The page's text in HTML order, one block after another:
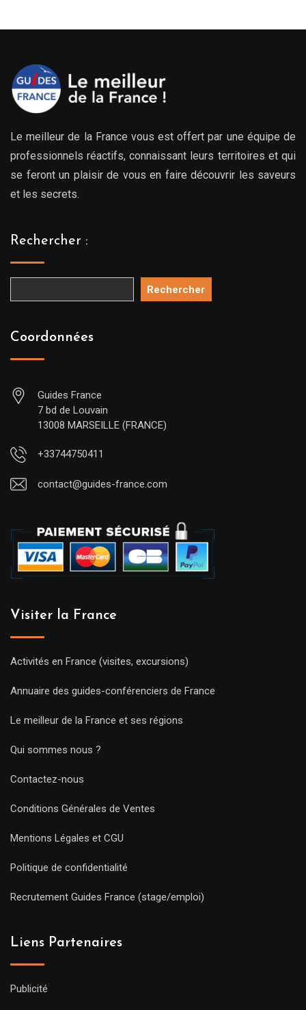
Le meilleur de la France vous est offert par une équipe de
professionnels réactifs, connaissant leurs territoires et qui
se feront un plaisir de vous en faire découvrir les saveurs
et les secrets.
Rechercher :
Rechercher
Coordonnées
Guides France
7 bd de Louvain
13008 MARSEILLE (FRANCE)
+33744750411
contact@guides-france.com
Visiter la France
Activités en France (visites, excursions)
Annuaire des guides-conférenciers de France
Le meilleur de la France et ses régions
Qui sommes nous ?
Contactez-nous
Conditions Générales de Ventes
Mentions Légales et CGU
Politique de confidentialité
Recrutement Guides France (stage/emploi)
Liens Partenaires
Publicité